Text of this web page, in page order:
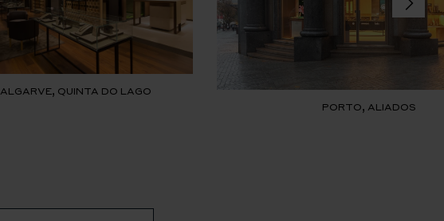
ALGARVE, QUINTA DO LAGO
PORTO, ALIADOS